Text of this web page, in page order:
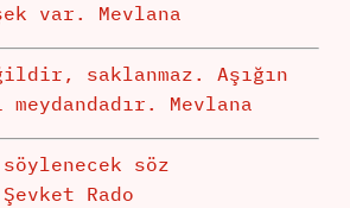
var. Mevlana
saklanmaz. Aşığın
Mevlana
söz
Rado